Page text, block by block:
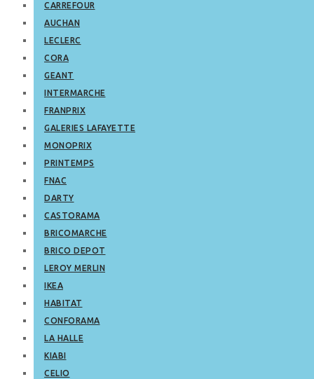
CARREFOUR
AUCHAN
LECLERC
CORA
GEANT
INTERMARCHE
FRANPRIX
GALERIES LAFAYETTE
MONOPRIX
PRINTEMPS
FNAC
DARTY
CASTORAMA
BRICOMARCHE
BRICO DEPOT
LEROY MERLIN
IKEA
HABITAT
CONFORAMA
LA HALLE
KIABI
CELIO